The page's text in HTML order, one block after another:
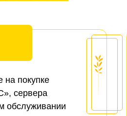
на покупке
сервера
обслуживании